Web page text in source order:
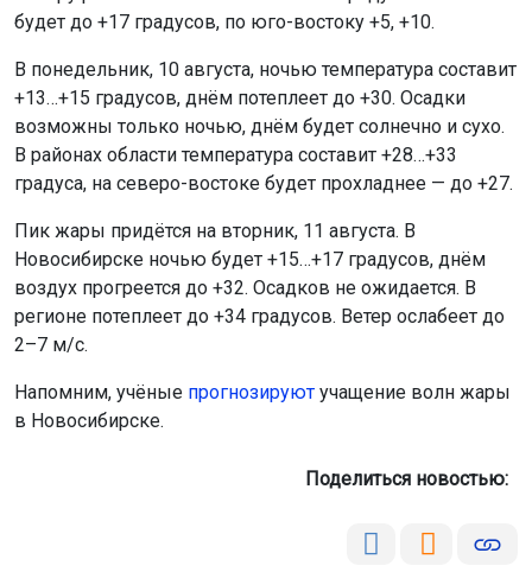
будет до +17 градусов, по юго-востоку +5, +10.
В понедельник, 10 августа, ночью температура составит
+13…+15 градусов, днём потеплеет до +30. Осадки
возможны только ночью, днём будет солнечно и сухо.
В районах области температура составит +28…+33
градуса, на северо-востоке будет прохладнее — до +27.
Пик жары придётся на вторник, 11 августа. В
Новосибирске ночью будет +15…+17 градусов, днём
воздух прогреется до +32. Осадков не ожидается. В
регионе потеплеет до +34 градусов. Ветер ослабеет до
2–7 м/с.
Напомним, учёные прогнозируют учащение волн жары
в Новосибирске.
Поделиться новостью: